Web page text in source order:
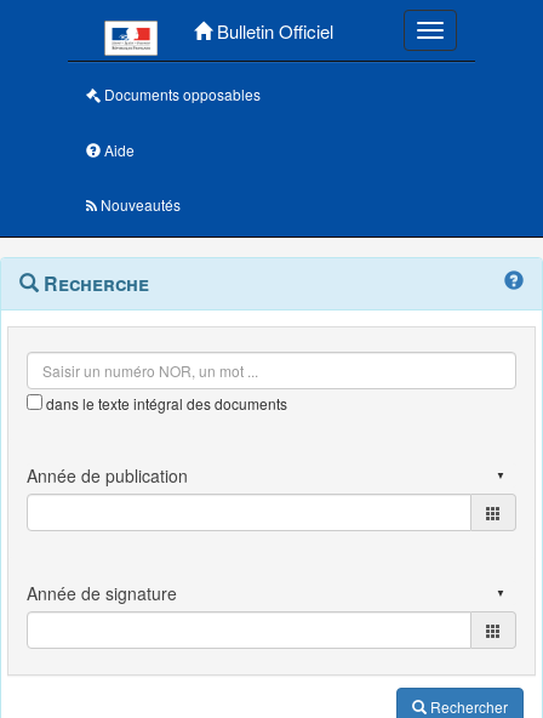
Bulletin Officiel Toggle
Documents opposables
Aide
Nouveautés
Navigation
outils
Menu
contextuel
Recherche
dans le texte intégral des documents
Rechercher